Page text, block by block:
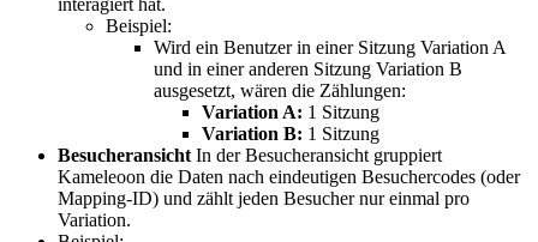
Beispiel:
Wird ein Benutzer in einer Sitzung Variation A
und in einer anderen Sitzung Variation B
ausgesetzt, wären die Zählungen:
Variation A: 1 Sitzung
Variation B: 1 Sitzung
Besucheransicht In der Besucheransicht gruppiert
Kameleoon die Daten nach eindeutigen Besuchercodes (oder
Mapping-ID) und zählt jeden Besucher nur einmal pro
Variation.